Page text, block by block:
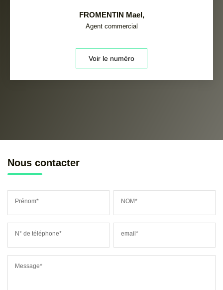
FROMENTIN Mael,
Agent commercial
Voir le numéro
Nous contacter
Prénom* NOM*
N° de téléphone* email*
Message*